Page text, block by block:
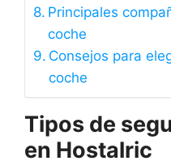
Principales
coche
Consejos para
coche
Tipos de
en Hostalric